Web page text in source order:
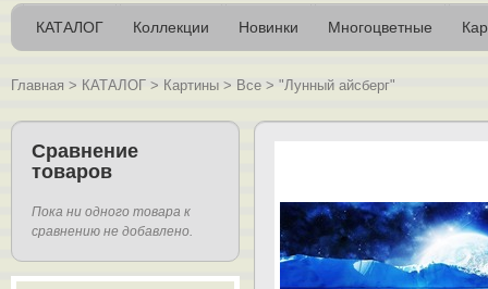
КАТАЛОГ Коллекции Новинки Многоцветные
Главная > КАТАЛОГ > Картины > Все > "Лунный айсберг"
Сравнение
товаров
Пока ни одного товара к
сравнению не добавлено.